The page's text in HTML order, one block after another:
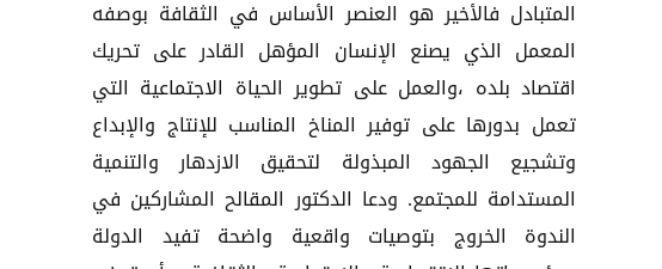
المتبادل فالأخير هو العنصر الأساس في الثقافة بوصفه
المعمل الذي يصنع الإنسان المؤهل القادر على تحريك
اقتصاد بلده ،والعمل على تطوير الحياة الاجتماعية التي
تعمل بدورها على توفير المناخ المناسب للإنتاج والإبداع
وتشجيع الجهود المبذولة لتحقيق الازدهار والتنمية
المستدامة للمجتمع. ودعا الدكتور المقالح المشاركين في
الندوة الخروج بتوصيات واقعية واضحة تفيد الدولة